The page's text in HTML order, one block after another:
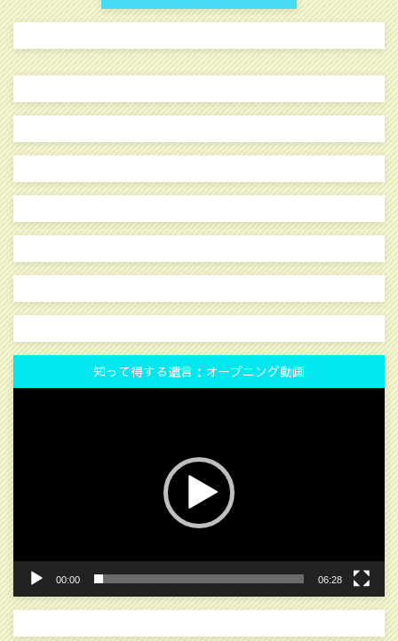
知って得する遺言：オープニング動画
動
画
プ
レ
ー
ヤ
ー
00:00 06:28